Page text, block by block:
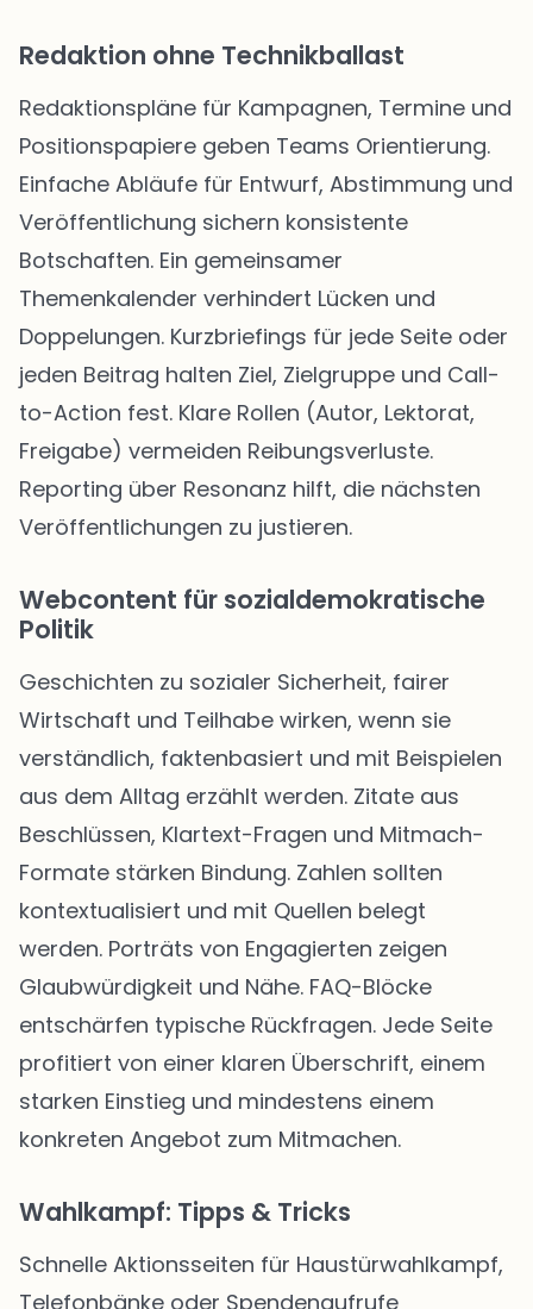
Redaktion ohne Technikballast
Redaktionspläne für Kampagnen, Termine und
Positionspapiere geben Teams Orientierung.
Einfache Abläufe für Entwurf, Abstimmung und
Veröffentlichung sichern konsistente
Botschaften. Ein gemeinsamer
Themenkalender verhindert Lücken und
Doppelungen. Kurzbriefings für jede Seite oder
jeden Beitrag halten Ziel, Zielgruppe und Call-
to-Action fest. Klare Rollen (Autor, Lektorat,
Freigabe) vermeiden Reibungsverluste.
Reporting über Resonanz hilft, die nächsten
Veröffentlichungen zu justieren.
Webcontent für sozialdemokratische
Politik
Geschichten zu sozialer Sicherheit, fairer
Wirtschaft und Teilhabe wirken, wenn sie
verständlich, faktenbasiert und mit Beispielen
aus dem Alltag erzählt werden. Zitate aus
Beschlüssen, Klartext-Fragen und Mitmach-
Formate stärken Bindung. Zahlen sollten
kontextualisiert und mit Quellen belegt
werden. Porträts von Engagierten zeigen
Glaubwürdigkeit und Nähe. FAQ-Blöcke
entschärfen typische Rückfragen. Jede Seite
profitiert von einer klaren Überschrift, einem
starken Einstieg und mindestens einem
konkreten Angebot zum Mitmachen.
Wahlkampf: Tipps & Tricks
Schnelle Aktionsseiten für Haustürwahlkampf,
Telefonbänke oder Spendenaufrufe